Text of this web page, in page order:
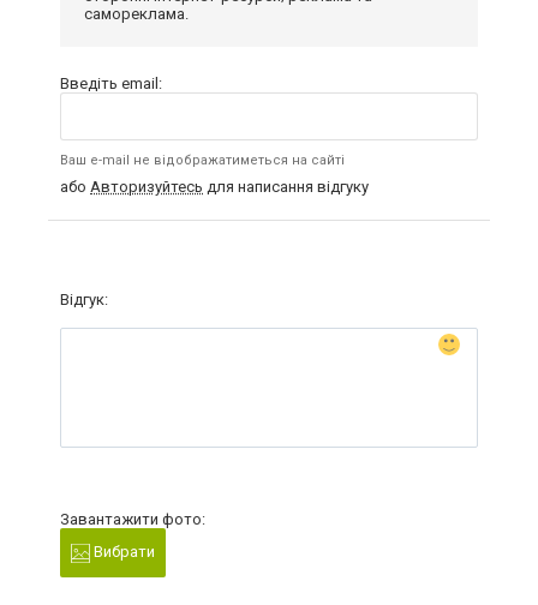
самореклама.
Введіть email:
Ваш e-mail не відображатиметься на сайті
або Авторизуйтесь для написання відгуку
Відгук:
Завантажити фото:
Вибрати